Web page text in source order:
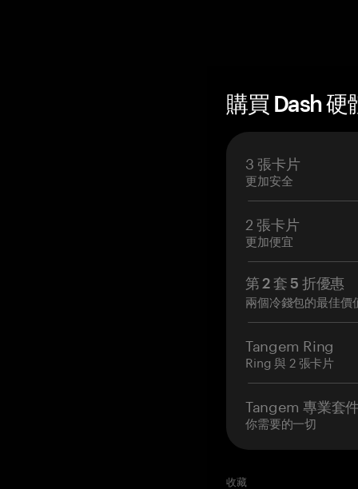
購買 Dash
3 張卡片
更加安全
2 張卡片
更加便宜
第 2 套 5 折優惠
兩個冷錢包的最佳價
Tangem Ring
Ring 與 2 張卡片
Tangem 專業套
你需要的一切
收藏